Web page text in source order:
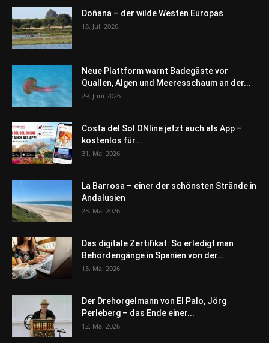
Doñana – der wilde Westen Europas
18. Juli 2026
Neue Plattform warnt Badegäste vor
Quallen, Algen und Meeresschaum an der...
29. Juni 2026
Costa del Sol ONline jetzt auch als App –
kostenlos für...
31. Mai 2026
La Barrosa – einer der schönsten Strände in
Andalusien
23. Mai 2026
Das digitale Zertifikat: So erledigt man
Behördengänge in Spanien von der...
13. Mai 2026
Der Drehorgelmann von El Palo, Jörg
Perleberg – das Ende einer...
12. Mai 2026